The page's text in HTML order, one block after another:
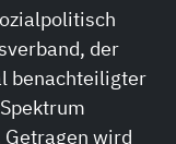
der
benachteiligter
wird